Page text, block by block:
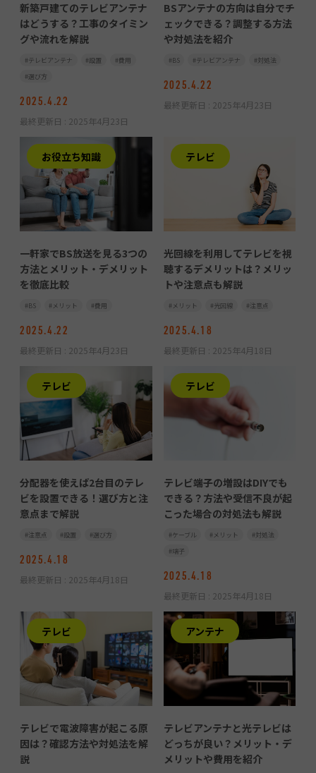
新築戸建てのテレビアンテナ
はどうする？工事のタイミン
グや流れを解説
テレビアンテナ 設置
費用
選び方
2025.4.22
最終更新日 : 2025年4月23日
BSアンテナの方向は自分でチ
ェックできる？調整する方法
や対処法を紹介
BS テレビアンテナ 対処法
2025.4.22
最終更新日 : 2025年4月23日
お役立ち知識
一軒家でBS放送を見る3つの
方法とメリット・デメリット
を徹底比較
BS メリット 費用
2025.4.22
最終更新日 : 2025年4月23日
テレビ
光回線を利用してテレビを視
聴するデメリットは？メリッ
トや注意点も解説
メリット 光回線 注意点
2025.4.18
最終更新日 : 2025年4月18日
テレビ
分配器を使えば2台目のテレ
ビを設置できる！選び方と注
意点まで解説
注意点 設置 選び方
2025.4.18
最終更新日 : 2025年4月18日
テレビ
テレビ端子の増設はDIYでも
できる？方法や受信不良が起
こった場合の対処法も解説
ケーブル メリット
対処法
端子
2025.4.18
最終更新日 : 2025年4月18日
テレビ
テレビで電波障害が起こる原
因は？確認方法や対処法を解
説
アンテナ
テレビアンテナと光テレビは
どっちが良い？メリット・デ
メリットや費用を紹介